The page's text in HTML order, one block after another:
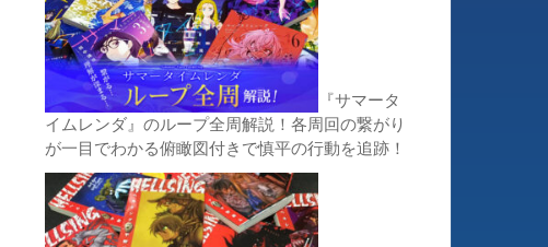
『サマータ
イムレンダ』のループ全周解説！各周回の繋がり
が一目でわかる俯瞰図付きで慎平の行動を追跡！